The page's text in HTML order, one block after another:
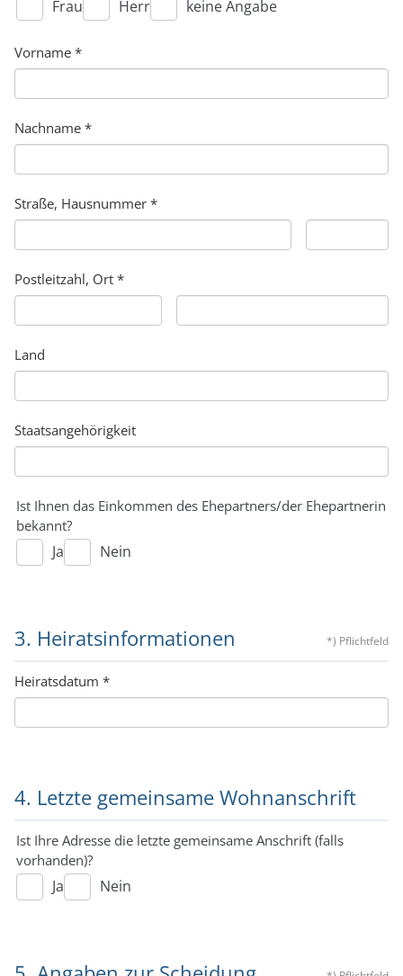
Frau Herr keine Angabe
Vorname *
Nachname *
Straße, Hausnummer *
Postleitzahl, Ort *
Land
Staatsangehörigkeit
Ist Ihnen das Einkommen des Ehepartners/der Ehepartnerin
bekannt?
Ja Nein
3. Heiratsinformationen *) Pflichtfeld
Heiratsdatum *
4. Letzte gemeinsame Wohnanschrift
Ist Ihre Adresse die letzte gemeinsame Anschrift (falls
vorhanden)?
Ja Nein